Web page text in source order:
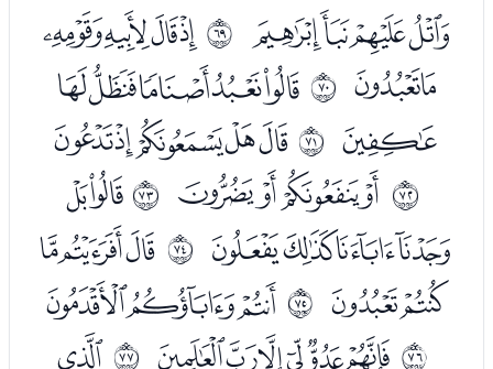
ﮏﮐﮑﮒ ﱄﮔﮕﮖﮗ
ﮘﮙ ﱅ ﮛﮜﮝﮞﮟ
ﮠ ﱆﮢﮣﮤﮥﮦ
ﱇ ﮨﮩﮪﮫ ﱈﮭﮮ
ﮯﮰﮱﯓ ﱉ ﯕﯖﯗ
ﯘﯙ ﱊ ﯛﯜﯝ
ﱋ ﯟﯠﯡﯢﯣﯤ ﱌﯦ